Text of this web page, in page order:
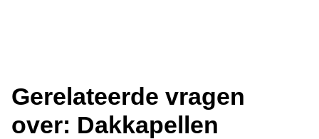
Gerelateerde vragen
over: Dakkapellen